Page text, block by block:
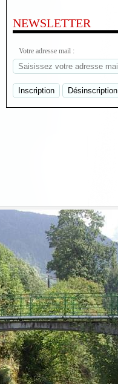
NEWSLETTER
Votre adresse mail :